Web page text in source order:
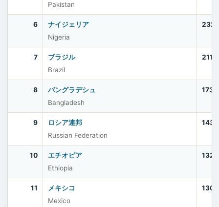
Pakistan
6
ナイジェリア
Nigeria
7
ブラジル
Brazil
8
バングラデシュ
Bangladesh
9
ロシア連邦
Russian Federation
10
エチオピア
Ethiopia
11
メキシコ
Mexico